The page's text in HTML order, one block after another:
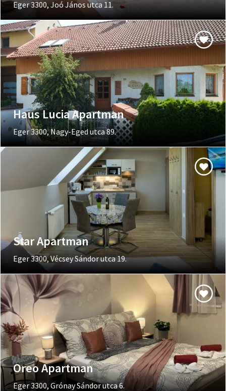
Eger 3300, Joó János utca 11.
Haus Lucia Apartman
Eger 3300, Nagy-Eged utca 89.
Star Apartman
Eger 3300, Vécsey Sándor utca 19.
Oreo Apartman
Eger 3300, Grónay Sándor utca 6.